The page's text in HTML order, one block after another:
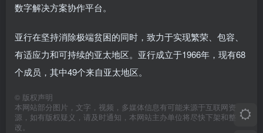
数字解决方案协作平台。
亚行在坚持消除极端贫困的同时，致力于实现繁荣、包容、
有适应力和可持续的亚太地区。亚行成立于1966年，现有68
个成员，其中49个来自亚太地区。
© 版权声明
本网站部分图片，文字，视频，多媒体信息有可能来源于互联网资
源，如有版权疑义，请及时通知，本网站主办单位将尽快下架和整
改。